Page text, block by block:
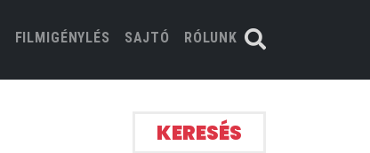
FILMIGÉNYLÉS SAJTÓ RÓLUNK
KERESÉS